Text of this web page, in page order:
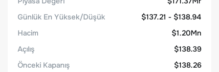
Günlük En Yüksek/Düşük
$137.21 - $138.94
Hacim
$1.20Mn
Açılış
$138.39
Önceki Kapanış
$138.26